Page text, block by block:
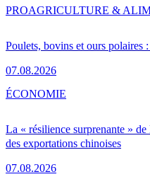
Poulets, bovins et ours polaires
07.08.2026
PROAGRICULTURE &
La « résilience surprenante »
des exportations chinoises
07.08.2026
ÉCONOMIE